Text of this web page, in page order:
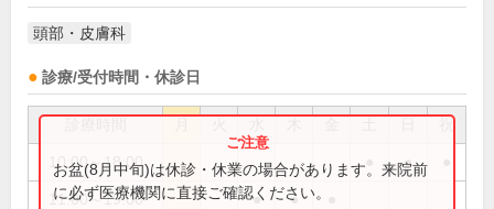
頭部・皮膚科
診療/受付時間・休診日
祝
10:00～18:00 ●
11:00～19:00 ● ●
お盆(8月中旬)は休診・休業の場合があります。来院前
に必ず医療機関に直接ご確認ください。